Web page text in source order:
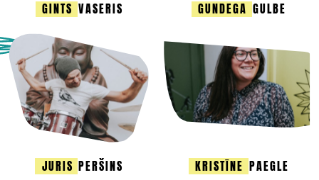
GINTS VASERIS GUNDEGA GULBE
JURIS PERŠINS KRISTĪNE PAEGLE